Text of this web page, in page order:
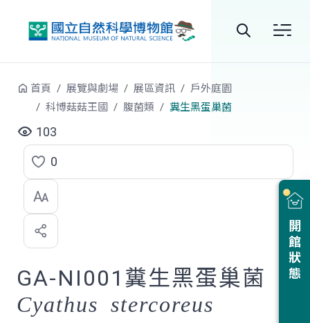
開館狀態
首頁 展覽與劇場 展區資訊
戶外庭園
科博菇菇王國
腹菌類 糞生黑蛋巢菌
103
點
選
喜
歡
0
GA-NI001糞生黑蛋巢菌
Cyathus stercoreus